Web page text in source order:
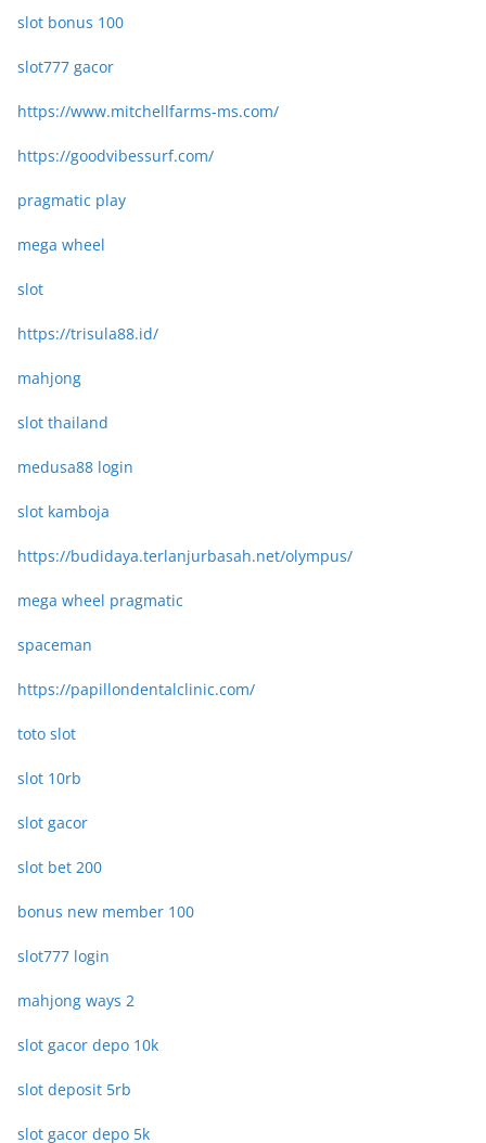
slot bonus 100
slot777 gacor
https://www.mitchellfarms-ms.com/
https://goodvibessurf.com/
pragmatic play
mega wheel
slot
https://trisula88.id/
mahjong
slot thailand
medusa88 login
slot kamboja
https://budidaya.terlanjurbasah.net/olympus/
mega wheel pragmatic
spaceman
https://papillondentalclinic.com/
toto slot
slot 10rb
slot gacor
slot bet 200
bonus new member 100
slot777 login
mahjong ways 2
slot gacor depo 10k
slot deposit 5rb
slot gacor depo 5k